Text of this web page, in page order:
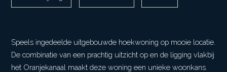
Speels ingedeelde uitgebouwde hoekwoning op mooie locatie.
De combinatie van een prachtig uitzicht op en de ligging vlakbij
het Oranjekanaal maakt deze woning een unieke woonkans.